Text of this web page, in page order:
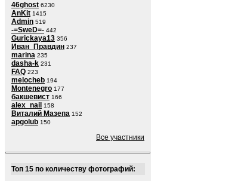
46ghost 6230
AnKit 1415
Admin 519
-=SweD=- 442
Gurickaya13 356
Иван_Правдин 237
marina 235
dasha-k 231
FAQ 223
melocheb 194
Montenegro 177
бакшевист 166
alex_nail 158
Виталий Мазепа 152
apgolub 150
Все участники
Топ 15 по количеству фотографий: